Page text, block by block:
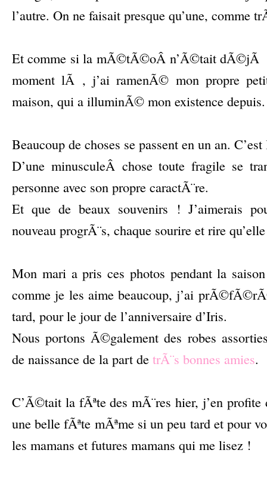
l’autre. On ne faisait presque qu’une, comme
Et comme si la mÃ©tÃ©oÂ n’Ã©tait dÃ©jÃ
moment lÃ , j’ai ramenÃ© mon propre
maison, qui a illuminÃ© mon existence depuis.
Beaucoup de choses se passent en un an.
D’une minusculeÂ chose toute fragile se
personne avec son propre caractÃ¨re.
Et que de beaux souvenirs ! J’aimerais
nouveau progrÃ¨s, chaque sourire et rire
Mon mari a pris ces photos pendant la
comme je les aime beaucoup, j’ai
tard, pour le jour de l’anniversaire d’Iris.
Nous portons Ã©galement des robes
de naissance de la part de trÃ¨s bonnes amies.
C’Ã©tait la fÃªte des mÃ¨res hier, j’en profite
une belle fÃªte mÃªme si un peu tard et pour
les mamans et futures mamans qui me lisez !